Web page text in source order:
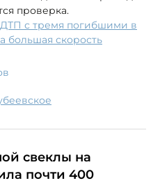
проверка.
с тремя погибшими в
большая скорость
свеклы на
почти 400